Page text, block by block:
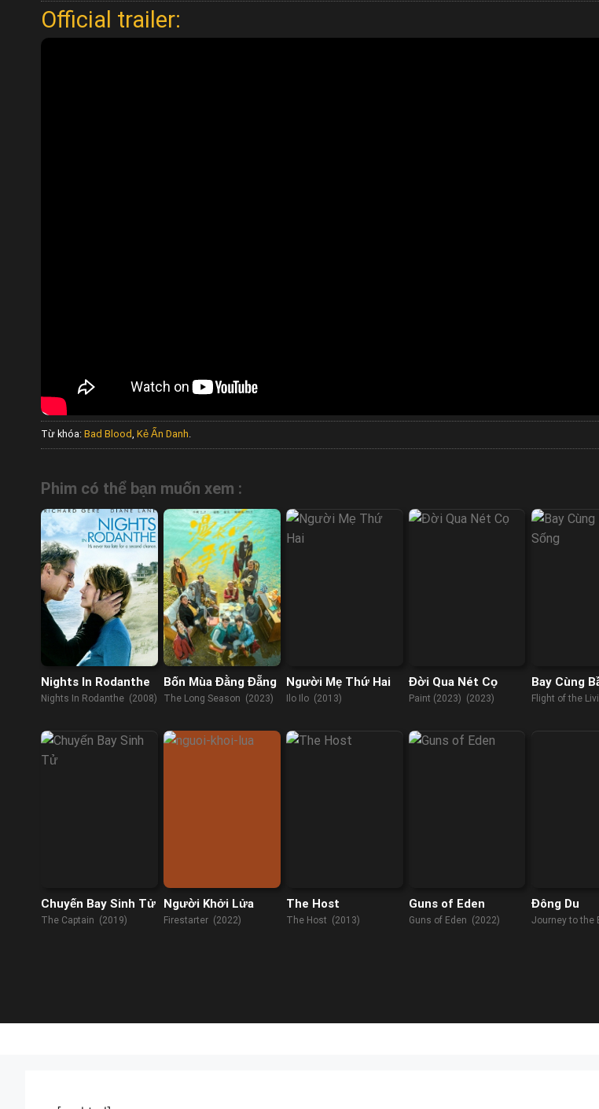
Official trailer:
Từ khóa: Bad Blood, Kẻ Ẩn Danh.
Phim có thể bạn muốn xem :
Nights In Rodanthe
Nights In Rodanthe (2008)
Bốn Mùa Đằng Đẵng
The Long Season (2023)
Người Mẹ Thứ Hai
Ilo Ilo (2013)
Đời Qua Nét Cọ
Paint (2023) (2023)
Bay Cùng
Sống
Flight of the
Chuyến Bay Sinh Tử
The Captain (2019)
Người Khởi Lửa
Firestarter (2022)
The Host
The Host (2013)
Guns of Eden
Guns of Eden (2022)
Đông Du
Journey to the